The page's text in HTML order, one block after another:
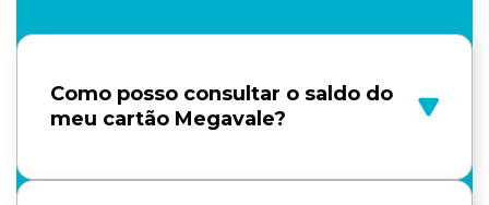
Como posso consultar o saldo do
meu cartão Megavale?